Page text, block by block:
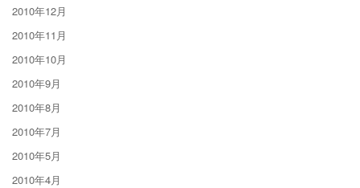
2010年12月
2010年11月
2010年10月
2010年9月
2010年8月
2010年7月
2010年5月
2010年4月